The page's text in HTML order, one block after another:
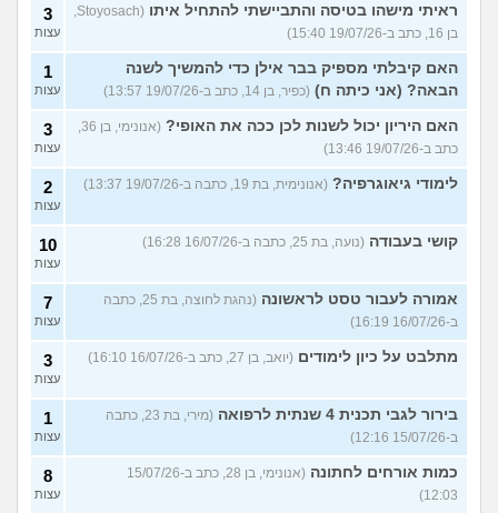
ראיתי מישהו בטיסה והתביישתי להתחיל איתו
(Stoyosach,
בן 16, כתב ב-19/07/26 15:40)
3
עצות
האם קיבלתי מספיק בבר אילן כדי להמשיך לשנה
הבאה? (אני כיתה ח) (כפיר, בן 14, כתב ב-19/07/26 13:57)
1
עצות
האם היריון יכול לשנות לכן ככה את האופי?
(אנונימי, בן 36,
כתב ב-19/07/26 13:46)
3
עצות
לימודי גיאוגרפיה? (אנונימית, בת 19, כתבה ב-19/07/26 13:37) 2
עצות
קושי בעבודה (נועה, בת 25, כתבה ב-16/07/26 16:28) 10
עצות
אמורה לעבור טסט לראשונה
(נהגת לחוצה, בת 25, כתבה
ב-16/07/26 16:19)
7
עצות
מתלבט על כיון לימודים (יואב, בן 27, כתב ב-16/07/26 16:10) 3
עצות
בירור לגבי תכנית 4 שנתית לרפואה
(מירי, בת 23, כתבה
ב-15/07/26 12:16)
1
עצות
כמות אורחים לחתונה
(אנונימי, בן 28, כתב ב-15/07/26
12:03)
8
עצות